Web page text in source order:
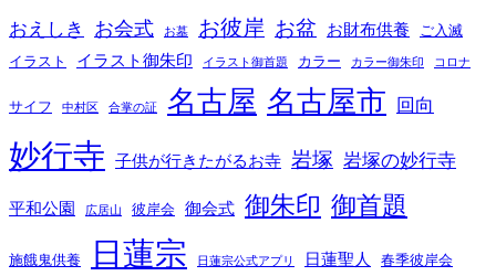
おえしき お会式 お墓 お彼岸 お盆 お財布供養
ご入滅
イラスト
イラスト御朱印 イラスト御首題 カラー カラー御朱印 コロナ
サイフ 中村区 合掌の証 名古屋 名古屋市 回向
妙行寺 子供が行きたがるお寺 岩塚 岩塚の妙行寺
平和公園 広居山 彼岸会 御会式 御朱印 御首題
施餓鬼供養 日蓮宗 日蓮宗公式アプリ 日蓮聖人 春季彼岸会